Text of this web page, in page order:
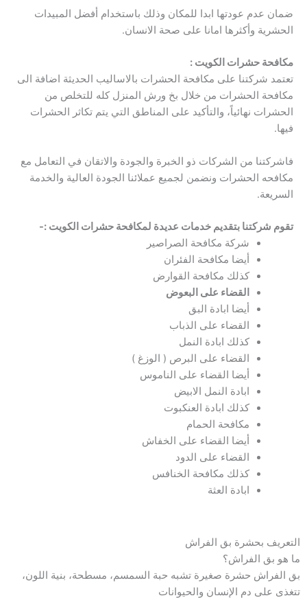
ضمان عدم عودتها ابدا للمكان وذلك باستخدام أفضل المبيدات
الحشرية وأكثرها امانا على صحة الانسان.
مكافحة حشرات الكويت :
تعتمد شركتنا على مكافحة الحشرات بالاساليب الحديثة اضافة الى
مكافحة الحشرات من خلال بخ ورش المنزل كله للتخلص من
الحشرات نهائياً، والتأكيد على المناطق التي يتم تكاثر الحشرات
فيها.
فاشركتنا من الشركات ذو الخبرة والجودة والاتقان في التعامل مع
مكافحه الحشرات ونضمن لجميع عملائنا الجودة العالية والخدمة
السريعة.
تقوم شركتنا بتقديم خدمات عديدة لمكافحة حشرات الكويت :-
شركة مكافحة الصراصير
أيضا مكافحة الفئران
كذلك مكافحة القوارض
القضاء على البعوض
أيضا ابادة البق
القضاء على الذباب
كذلك ابادة النمل
القضاء على البرص ( الوزغ )
أيضا القضاء على الناموس
ابادة النمل الابيض
كذلك ابادة العنكبوت
مكافحة الحمام
أيضا القضاء على الخفاش
القضاء على الدود
كذلك مكافحة الخنافس
ابادة العثة
التعريف بحشرة بق الفراش
ما هو بق الفراش؟
بق الفراش حشرة صغيرة تشبه حبة السمسم، مسطحة، بنية اللون،
تتغذى على دم الإنسان والحيوانات